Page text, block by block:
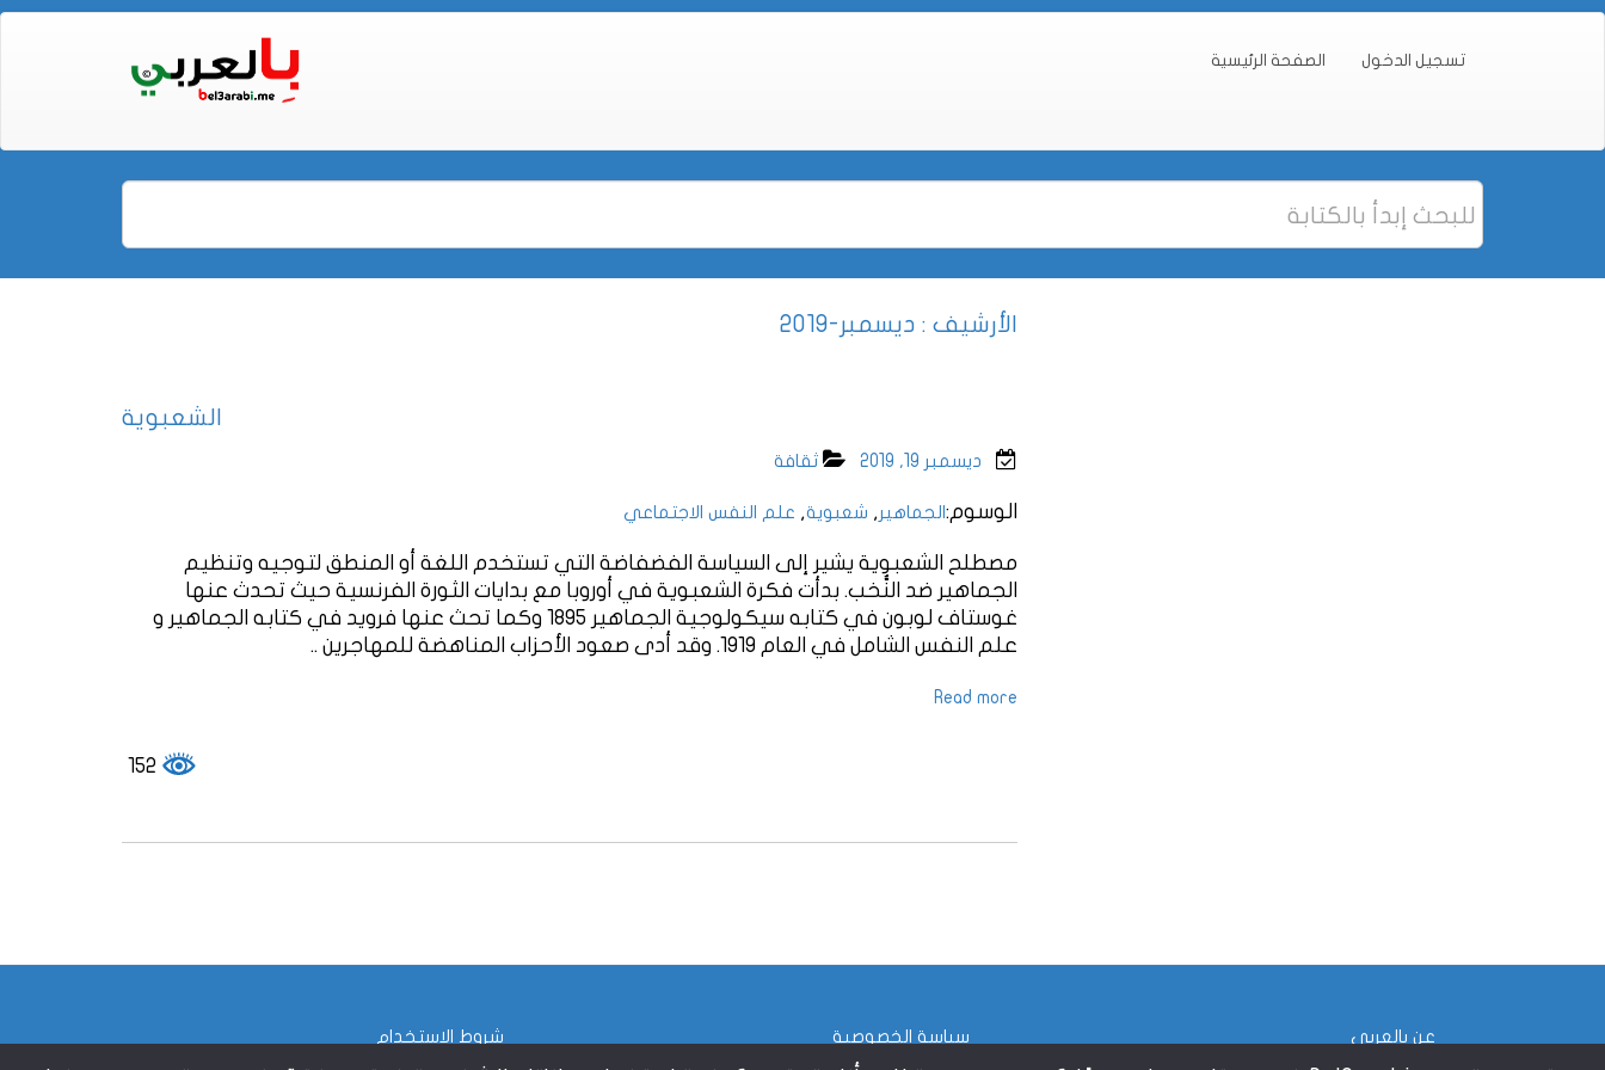
الصفحة الرئيسية تسجيل الدخول
الأرشيف : ديسمبر-2019
الشعبوية
ديسمبر 19, 2019 ثقافة
الوسوم: الجماهير, شعبوية, علم النفس الاجتماعي
مصطلح الشعبوية يشير إلى السياسة الفضفاضة التي تستخدم اللغة أو المنطق لتوجيه وتنظيم
الجماهير ضد النُّخب. بدأت فكرة الشعبوية في أوروبا مع بدايات الثورة الفرنسية حيث تحدث عنها
غوستاف لوبون في كتابه سيكولوجية الجماهير 1895 وكما تحث عنها فرويد في كتابه الجماهير و
علم النفس الشامل في العام 1919. وقد أدى صعود الأحزاب المناهضة للمهاجرين ..
Read more
شروط الاستخدام سياسة الخصوصية عن بالعربي